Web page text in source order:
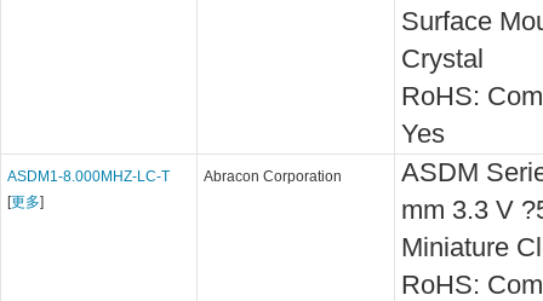
Surface
Crystal
RoHS:
Yes
ASDM1-8.000MHZ-LC-T
[更多]
Abracon Corporation
ASDM
mm 3.3 V
Miniature
RoHS: